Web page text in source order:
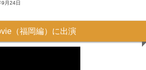
9月24日
（福岡編）に出演